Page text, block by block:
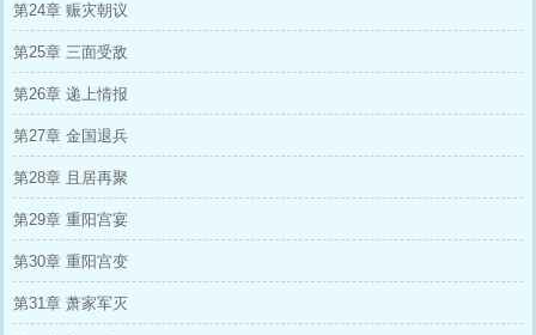
第24章 赈灾朝议
第25章 三面受敌
第26章 递上情报
第27章 金国退兵
第28章 且居再聚
第29章 重阳宫宴
第30章 重阳宫变
第31章 萧家军灭